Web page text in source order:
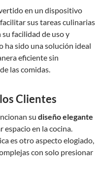
en un dispositivo
sus tareas culinarias
facilidad de uso y
ha sido una solución ideal
eficiente sin
las comidas.
Clientes
su diseño elegante
en la cocina.
es otro aspecto elogiado,
con solo presionar